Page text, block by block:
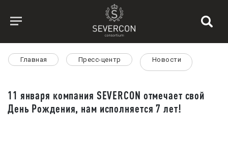
Главная Пресс-центр Новости
11 января компания SEVERCON отмечает свой
День Рождения, нам исполняется 7 лет!